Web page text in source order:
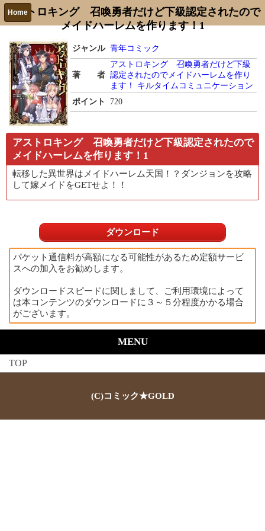
Home
アストロキング 召喚勇者だけど下級認定されたので
メイドハーレムを作ります！1
ジャンル 青年コミック
著 者
アストロキング 召喚勇者だけど下級
認定されたのでメイドハーレムを作り
ます！
キルタイムコミュニケーション
ポイント
720
アストロキング 召喚勇者だけど下級認定されたので
メイドハーレムを作ります！1
転移した異世界はメイドハーレム天国！？ダンジョンを攻略
して嫁メイドをGETせよ！！
ダウンロード
パケット通信料が高額になる可能性があるため定額サービ
スへの加入をお勧めします。
ダウンロードスピードに関しまして、ご利用環境によって
は本コンテンツのダウンロードに３～５分程度かかる場合
がございます。
MENU
TOP
(C)コミック★GOLD